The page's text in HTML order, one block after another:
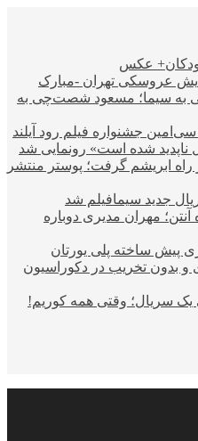
عکس
عروسکی تهران -مبارک
به سیما؛ مسعود شصت‌چی به
شده است» رونمایی شد
۲ جایزه از راه ابریشم گرفت؛ پوستر منتشر
جدید سیمافیلم شد
مهران مدیری دوباره
پیش ساخته پلی یورتان
بدون تخریب در دکوراسیون
یک سریال؛ وقتی همه کوریم!